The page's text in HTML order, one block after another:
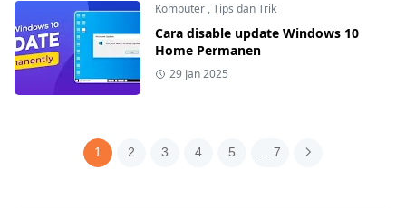
Komputer,Tips dan Trik
Cara disable update Windows 10
Home Permanen
29 Jan 2025
1 2 3 4 5 . . 7